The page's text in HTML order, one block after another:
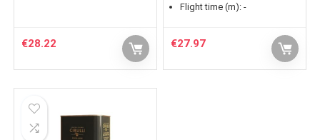
€28.22
Flight time (m): -
€27.97